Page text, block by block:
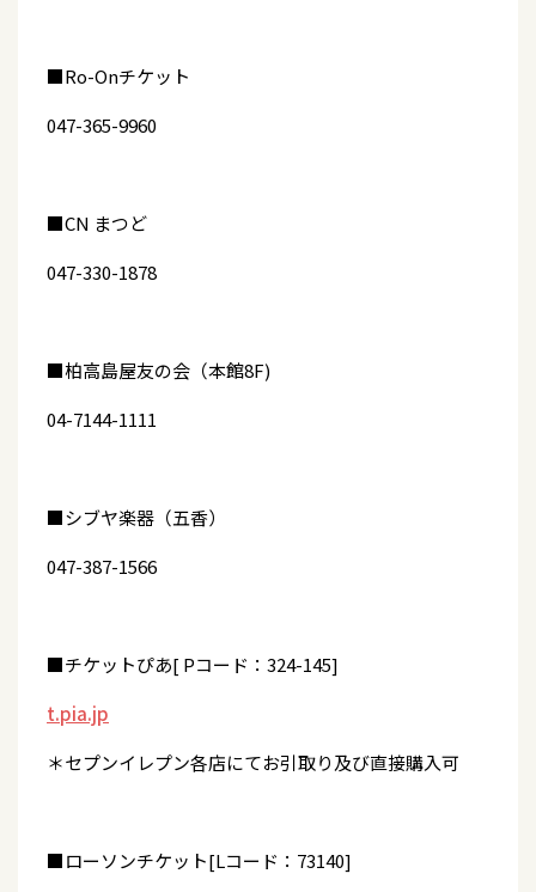
■Ro-Onチケット
047-365-9960
■CN まつど
047-330-1878
■柏高島屋友の会（本館8F)
04-7144-1111
■シブヤ楽器（五香）
047-387-1566
■チケットぴあ[ Pコード：324-145]
t.pia.jp
＊セプンイレプン各店にてお引取り及び直接購入可
■ローソンチケット[Lコード：73140]